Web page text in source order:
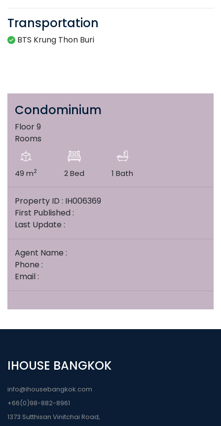
Transportation
BTS Krung Thon Buri
Condominium
Floor 9
Rooms
49 m2 2 Bed 1 Bath
Property ID : IH006369
First Published :
Last Update :
Agent Name :
Phone :
Email :
IHOUSE BANGKOK
info@ihousebangkok.com
+66(0)98-882-8961
1373 Sutthisan Vinitchai Road,